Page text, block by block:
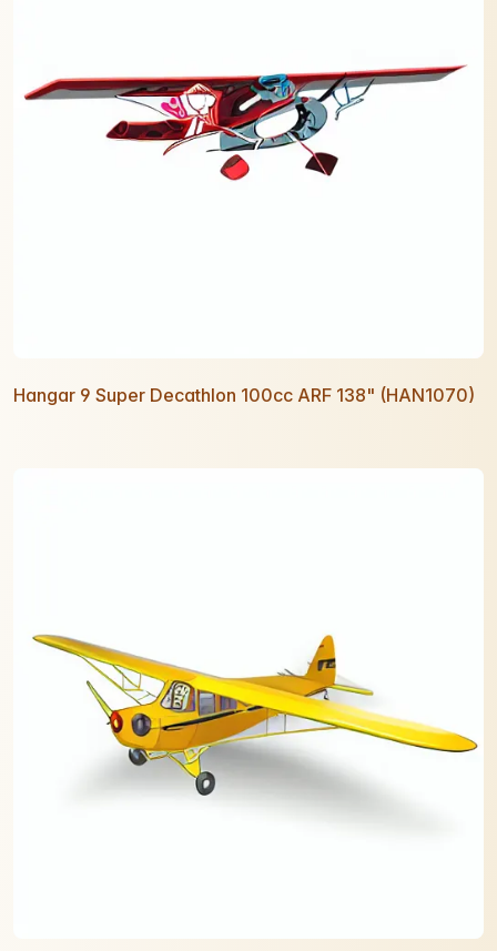
Hangar 9 Super Decathlon 100cc ARF 138" (HAN1070)